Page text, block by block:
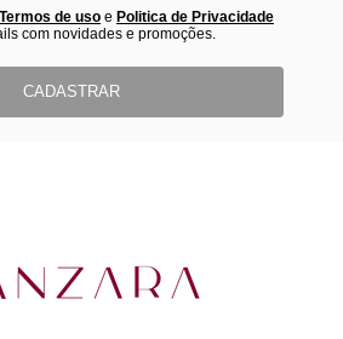
Termos de usoe Politica de Privacidade
com novidades e promoções.
CADASTRAR